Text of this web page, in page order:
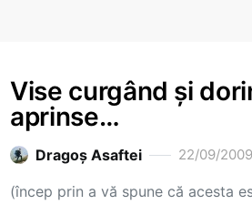
Vise curgând şi
aprinse…
Dragoş Asaftei 22/09/2009
(încep prin a vă spune că acesta